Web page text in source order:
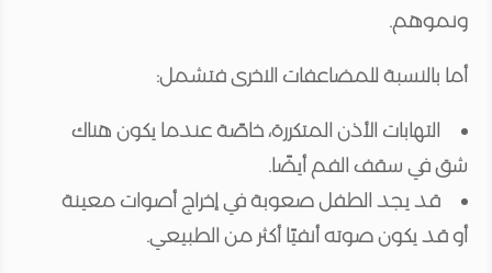
ونموهم.
أما بالنسبة للمضاعفات الاخرى فتشمل:
التهابات الأذن المتكررة، خاصًة عندما يكون هناك
شق في سقف الفم أيضًا.
قد يجد الطفل صعوبة في إخراج أصوات معينة
أو قد يكون صوته أنفيًا أكثر من الطبيعي.